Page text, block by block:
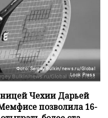
Фото: Sergey Bulkin/news.ru/Global
Look Press
Чехии Дарьей
позволила 16-